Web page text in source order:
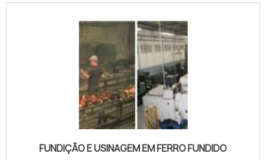
FUNDIÇÃO E USINAGEM EM FERRO FUNDIDO